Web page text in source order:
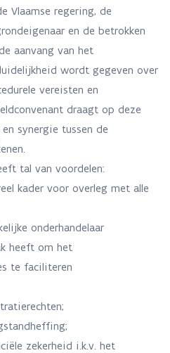
Vlaamse regering, de
en de betrokken
aanvang van het
wordt gegeven over
vereisten en
draagt op deze
synergie tussen de
tal van voordelen:
kader voor overleg met alle
onderhandelaar
heeft om het
te faciliteren
zekerheid i.k.v. het